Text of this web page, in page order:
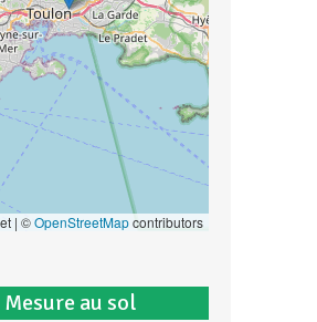
| ©OpenStreetMapcontributors
Mesure au sol